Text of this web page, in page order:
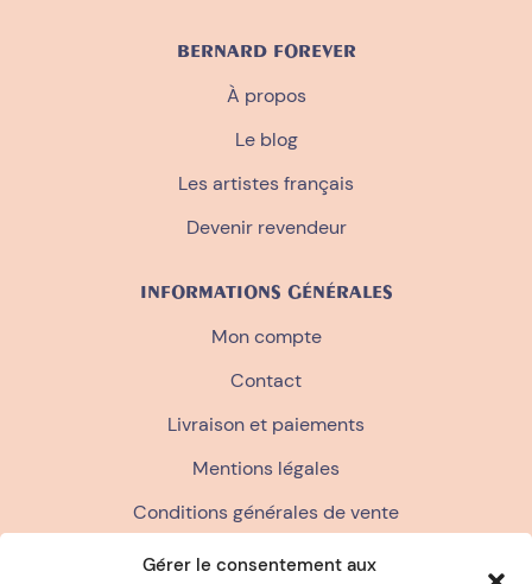
Gérer le consentement aux
BERNARD FOREVER
À propos
Le blog
Les artistes français
Devenir revendeur
INFORMATIONS GÉNÉRALES
Mon compte
Contact
Livraison et paiements
Mentions légales
Conditions générales de vente
Politique de confidentialité